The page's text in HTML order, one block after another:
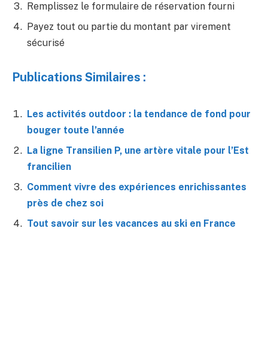
Remplissez le formulaire de réservation fourni
Payez tout ou partie du montant par virement
sécurisé
Publications Similaires :
Les activités outdoor : la tendance de fond pour
bouger toute l’année
La ligne Transilien P, une artère vitale pour l’Est
francilien
Comment vivre des expériences enrichissantes
près de chez soi
Tout savoir sur les vacances au ski en France